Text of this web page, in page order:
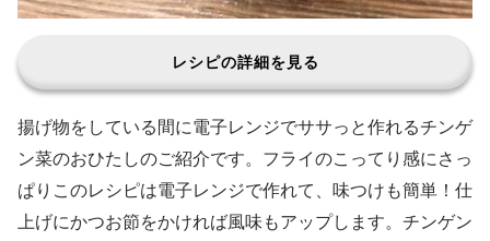
レシピの詳細を見る
揚げ物をしている間に電子レンジでササっと作れるチンゲ
ン菜のおひたしのご紹介です。フライのこってり感にさっ
ぱりこのレシピは電子レンジで作れて、味つけも簡単！仕
上げにかつお節をかければ風味もアップします。チンゲン